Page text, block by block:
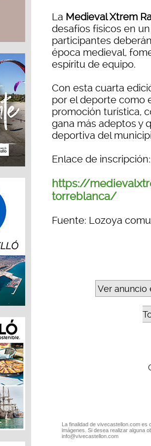
La Medieval Xtrem
desafíos físicos en
participantes
época medieval,
espíritu de equipo.
Con esta cuarta
por el deporte como
promoción turística,
gana más adeptos y
deportiva del
Enlace de inscripción:
https://
torreblanca/
Fuente: Lozoya
Ver anuncio
La finalidad de vivecastellon.com
imágenes. Si desea realizar alguna
info@vivecastellon.com